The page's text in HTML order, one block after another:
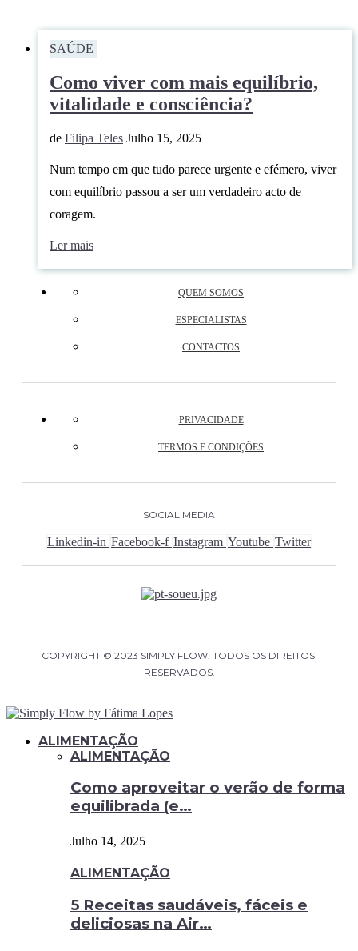
SAÚDE
Como viver com mais equilíbrio,
vitalidade e consciência?
de Filipa Teles Julho 15, 2025
Num tempo em que tudo parece urgente e efémero, viver
com equilíbrio passou a ser um verdadeiro acto de
coragem.
Ler mais
QUEM SOMOS
ESPECIALISTAS
CONTACTOS
PRIVACIDADE
TERMOS E CONDIÇÕES
SOCIAL MEDIA
Linkedin-in Facebook-f Instagram Youtube Twitter
COPYRIGHT © 2023 SIMPLY FLOW. TODOS OS DIREITOS
RESERVADOS.
ALIMENTAÇÃO
ALIMENTAÇÃO
Como aproveitar o verão de forma
equilibrada (e…
Julho 14, 2025
ALIMENTAÇÃO
5 Receitas saudáveis, fáceis e
deliciosas na Air…